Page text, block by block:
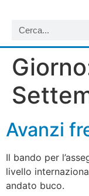
Avanzi
Il bando per
livello
andato buco.